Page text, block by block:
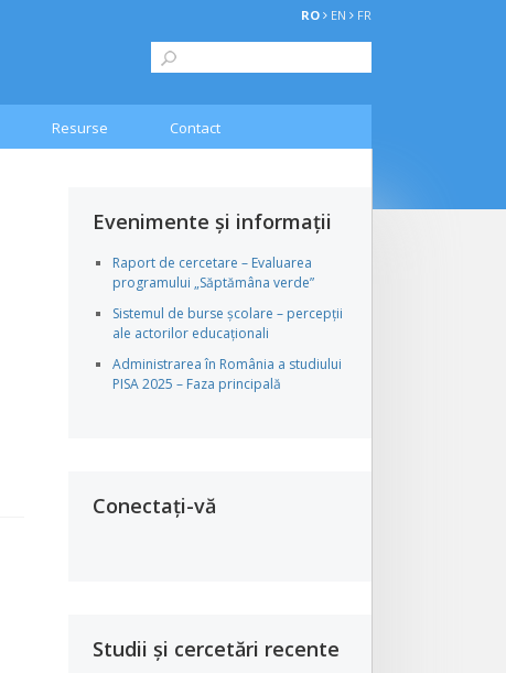
RO EN FR
Resurse Contact
Evenimente și informații
Raport de cercetare – Evaluarea
programului „Săptămâna verde”
Sistemul de burse școlare – percepții
ale actorilor educaționali
Administrarea în România a studiului
PISA 2025 – Faza principală
Conectați-vă
Studii și cercetări recente